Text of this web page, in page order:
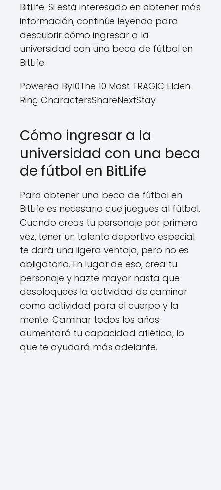
BitLife. Si está interesado en obtener más
información, continúe leyendo para
descubrir cómo ingresar a la
universidad con una beca de fútbol en
BitLife.
Powered By10The 10 Most TRAGIC Elden
Ring CharactersShareNextStay
Cómo ingresar a la
universidad con una beca
de fútbol en BitLife
Para obtener una beca de fútbol en
BitLife es necesario que juegues al fútbol.
Cuando creas tu personaje por primera
vez, tener un talento deportivo especial
te dará una ligera ventaja, pero no es
obligatorio. En lugar de eso, crea tu
personaje y hazte mayor hasta que
desbloquees la actividad de caminar
como actividad para el cuerpo y la
mente. Caminar todos los años
aumentará tu capacidad atlética, lo
que te ayudará más adelante.